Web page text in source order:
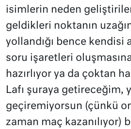
isimlerin neden
geldikleri noktanın
yollandığı bence kendisi
soru işaretleri
hazırlıyor ya da çoktan
Lafı şuraya getireceğim,
geçiremiyorsun (çünkü
zaman maç kazanılıyor)